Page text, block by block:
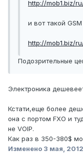
http://mob1.biz/
и вот такой
http://mob1.biz/
Подозрительные
Электроника
Кстати,еще более
она с портом FXO и
не VOIP.
Как раз в 350-380$
Изменено 3 мая, 2012